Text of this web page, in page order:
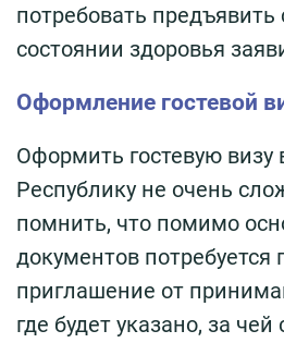
потребовать предъявить
состоянии здоровья
Оформление гостевой
Оформить гостевую визу
Республику не очень
помнить, что помимо
документов потребуется
приглашение от
где будет указано, за чей